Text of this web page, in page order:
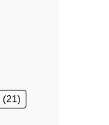
(21)